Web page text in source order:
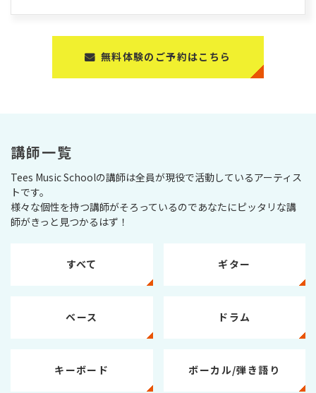
無料体験のご予約はこちら
講師一覧
Tees Music Schoolの講師は全員が現役で活動しているアーティス
トです。
様々な個性を持つ講師がそろっているのであなたにピッタリな講
師がきっと見つかるはず！
すべて ギター
ベース ドラム
キーボード ボーカル/弾き語り